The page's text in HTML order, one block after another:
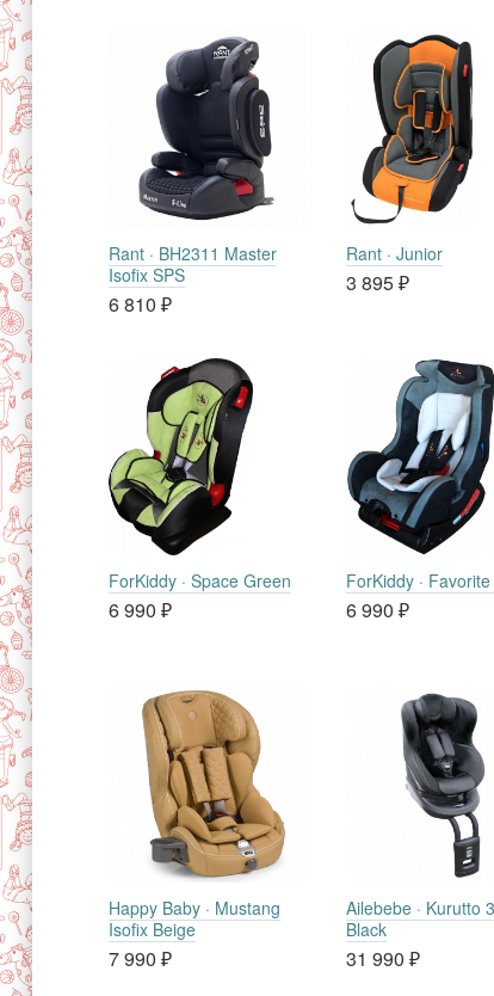
Rant · BH2311 Master
Isofix SPS
6 810 ₽
Rant · Junior
3 895₽
ForKiddy · Space Green
6 990 ₽
ForKiddy ·
6 990 ₽
Happy Baby · Mustang
Isofix Beige
7 990 ₽
Ailebebe · Kurutto
Black
31 990 ₽